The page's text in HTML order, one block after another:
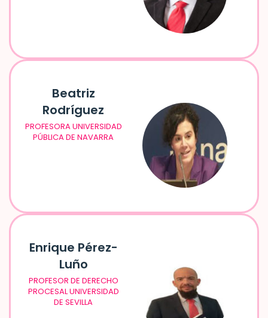
Beatriz
Rodríguez
PROFESORA UNIVERSIDAD
PÚBLICA DE NAVARRA
Enrique Pérez-
Luño
PROFESOR DE DERECHO
PROCESAL UNIVERSIDAD
DE SEVILLA